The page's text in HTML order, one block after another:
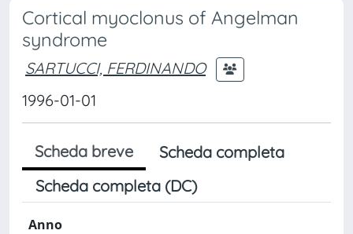
Cortical myoclonus of Angelman
syndrome
SARTUCCI, FERDINANDO
1996-01-01
Scheda breve
Scheda completa
Scheda completa (DC)
Anno